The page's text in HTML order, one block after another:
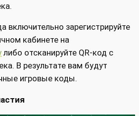
включительно зарегистрируйте
кабинете на
либо отсканируйте QR-код с
В результате вам будут
игровые коды.